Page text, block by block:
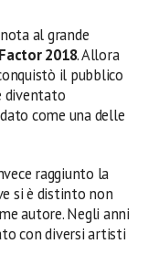
al grande
2018. Allora
il pubblico
diventato
come una delle
raggiunto la
si è distinto non
autore. Negli anni
con diversi artisti